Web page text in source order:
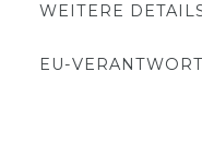
WEITERE
EU-